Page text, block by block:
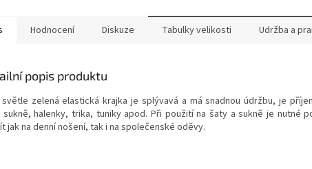
Hodnocení Diskuze Tabulky velikosti Udržba a
popis produktu
zelená elastická krajka je splývavá a má snadnou údržbu, je
halenky, trika, tuniky apod. Při použití na šaty a sukně je nutné
jak na denní nošení, tak i na společenské oděvy.